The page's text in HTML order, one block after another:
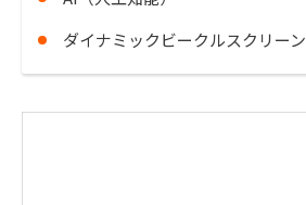
ダイナミックビークルスクリーン